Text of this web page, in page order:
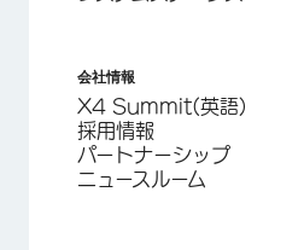
会社情報
X4 Summit(英語)
採用情報
パートナーシップ
ニュースルーム